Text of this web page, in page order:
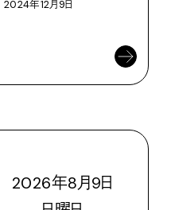
2024年12月9日
2026年8月9日